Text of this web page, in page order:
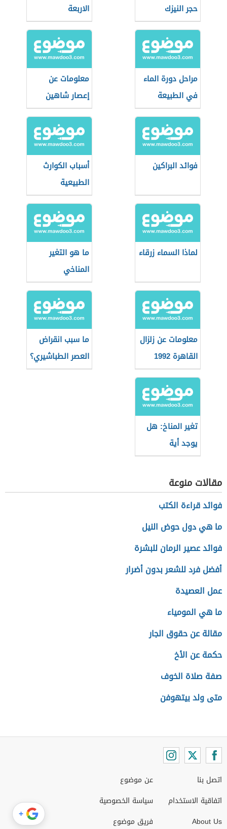
حجر النيزك
الاربعة
مراحل دورة الماء
في الطبيعة
معلومات عن
إعصار شاهين
فوائد البراكين
أسباب الكوارث
الطبيعية
لماذا السماء زرقاء
ما هو التغير
المناخي
معلومات عن زلزال
القاهرة 1992
ما سبب انقراض
العصر الطباشيري؟
تغير المناخ: هل
يوجد أية
إيجابيات؟
مقالات منوعة
فوائد قراءة الكتب
ما هي دول حوض النيل
فوائد عصير الرمان للبشرة
أفضل فرد للشعر بدون أضرار
عمل العصيدة
ما هي المومياء
مقالة عن حقوق الجار
حكمة عن الأخ
صفة صلاة الخوف
متى ولد بيتهوفن
اتصل بنا
اتفاقية الاستخدام
About Us
عن موضوع
سياسة الخصوصية
فريق موضوع
+